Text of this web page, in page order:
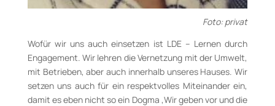
Foto: privat
Wofür wir uns auch einsetzen ist LDE – Lernen durch
Engagement. Wir lehren die Vernetzung mit der Umwelt,
mit Betrieben, aber auch innerhalb unseres Hauses. Wir
setzen uns auch für ein respektvolles Miteinander ein,
damit es eben nicht so ein Dogma ‚Wir geben vor und die